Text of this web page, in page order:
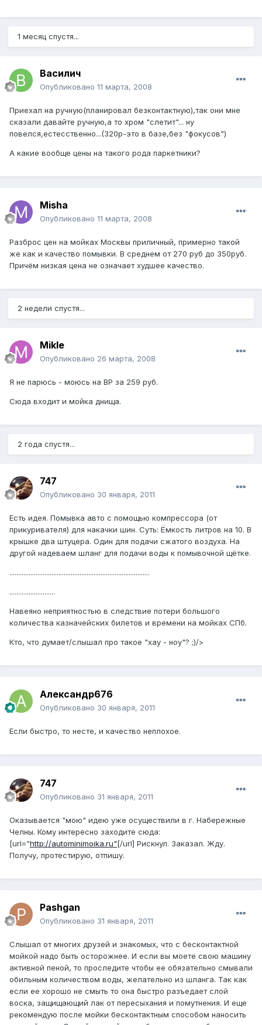
1 месяц спустя...
Василич
Опубликовано 11 марта, 2008
Приехал на ручную(планировал безконтактную),так они мне
сказали давайте ручную,а то хром "слетит"... ну
повелся,естесственно...(320р-это в базе,без "фокусов")
А какие вообще цены на такого рода паркетники?
Misha
Опубликовано 11 марта, 2008
Разброс цен на мойках Москвы приличный, примерно такой
же как и качество помывки. В среднем от 270 руб до 350руб.
Причём низкая цена не означает худшее качество.
2 недели спустя...
Mikle
Опубликовано 26 марта, 2008
Я не парюсь - моюсь на BP за 259 руб.
Сюда входит и мойка днища.
2 года спустя...
747
Опубликовано 30 января, 2011
Есть идея. Помывка авто с помощью компрессора (от
прикуривателя) для накачки шин. Суть: Ёмкость литров на 10. В
крышке два штуцера. Один для подачи сжатого воздуха. На
другой надеваем шланг для подачи воды к помывочной щётке.
................................................................................
..........................
Навеяно неприятностью в следствие потери большого
количества казначейских билетов и времени на мойках СПб.
Кто, что думает/слышал про такое "хау - ноу"? ;)/>
Александр676
Опубликовано 30 января, 2011
Если быстро, то несте, и качество неплохое.
747
Опубликовано 31 января, 2011
Оказывается "мою" идею уже осуществили в г. Набережные
Челны. Кому интересно заходите сюда:
[url="http://autominimoika.ru"[/url] Рискнул. Заказал. Жду.
Получу, протестирую, отпишу.
Pashgan
Опубликовано 31 января, 2011
Слышал от многих друзей и знакомых, что с бесконтактной
мойкой надо быть осторожнее. И если вы моете свою машину
активной пеной, то проследите чтобы ее обязательно смывали
обильным количеством воды, желательно из шланга. Так как
если ее хорошо не смыть то она быстро разъедает слой
воска, защищающий лак от пересыхания и помутнения. И еще
рекомендую после мойки бесконтактным способом наносить